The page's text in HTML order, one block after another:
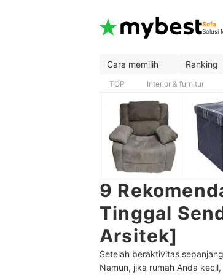
Sofa
Solusi
Cara memilih Ranking
TOP Interior & furnitur
9
Tinggal
Arsitek]
Setelah beraktivitas
Namun, jika rumah Anda